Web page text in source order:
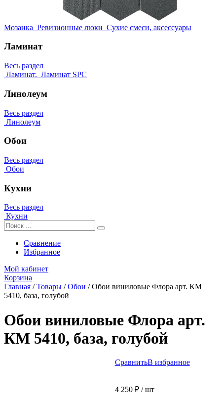
Мозаика Ревизионные люки Сухие смеси, аксессуары
Ламинат
Весь раздел
Ламинат. Ламинат SPC
Линолеум
Весь раздел
Линолеум
Обои
Весь раздел
Обои
Кухни
Весь раздел
Кухни
Сравнение
Избранное
Мой кабинет
Корзина
Главная /Товары /Обои /Обои виниловые Флора арт. КМ
5410, база, голубой
Обои виниловые Флора арт.
КМ 5410, база, голубой
СравнитьВ избранное
4 250 ₽/ шт